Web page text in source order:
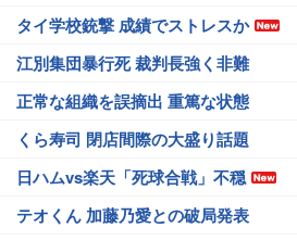
タイ学校銃撃 成績でストレスか
江別集団暴行死 裁判長強く非難
正常な組織を誤摘出 重篤な状態
くら寿司 閉店間際の大盛り話題
日ハムvs楽天「死球合戦」不穏
テオくん 加藤乃愛との破局発表